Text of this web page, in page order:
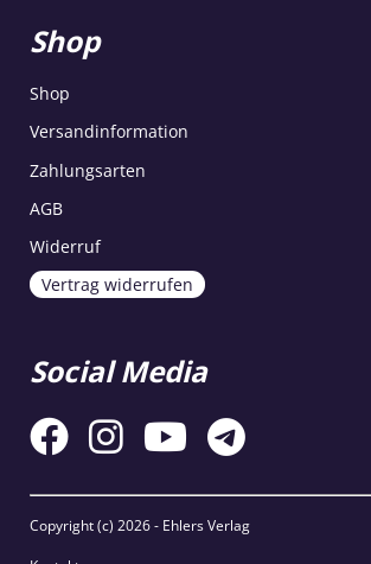
Shop
Shop
Versandinformation
Zahlungsarten
AGB
Widerruf
Vertrag widerrufen
Social Media
Copyright (c) 2026 - Ehlers Verlag